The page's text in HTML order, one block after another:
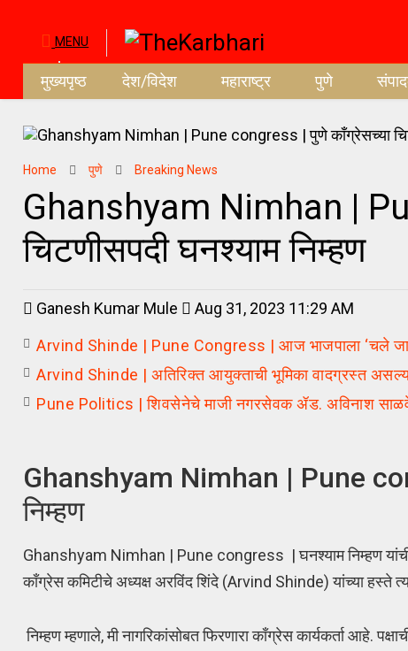
MENU
मुख्यपृष्ठ देश/विदेश महाराष्ट्र पुणे
Home पुणे Breaking News
Ghanshyam Nimhan |
चिटणीसपदी घनश्याम निम्हण
Ganesh Kumar Mule
Aug 31, 2023 11:29 AM
Arvind Shinde | Pune Congress | आज भाजपाला ‘चले
Arvind Shinde | अतिरिक्त आयुक्ताची भूमिका वादग्रस्त
Pune Politics | शिवसेनेचे माजी नगरसेवक ॲड. अविनाश
Ghanshyam Nimhan | Pune
निम्हण
Ghanshyam Nimhan | Pune congress | घनश्याम निम्हण यांची
काँग्रेस कमिटीचे अध्यक्ष अरविंद शिंदे (Arvind Shinde) यांच्या हस्ते
निम्हण म्हणाले, मी नागरिकांसोबत फिरणारा काँग्रेस कार्यकर्ता आहे.